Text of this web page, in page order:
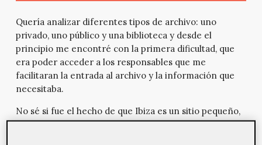
Quería analizar diferentes tipos de archivo: uno
privado, uno público y una biblioteca y desde el
principio me encontré con la primera dificultad, que
era poder acceder a los responsables que me
facilitaran la entrada al archivo y la información que
necesitaba.
No sé si fue el hecho de que Ibiza es un sitio pequeño,
de mi tenacidad e insistencia o de que las estrellas se